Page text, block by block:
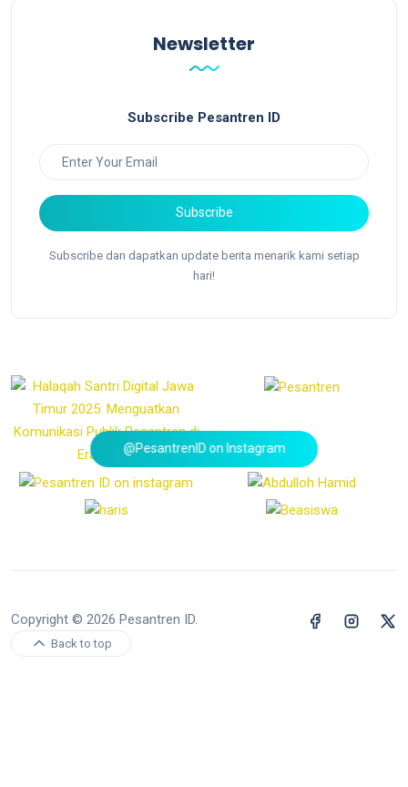
Newsletter
Subscribe Pesantren ID
Subscribe
Subscribe dan dapatkan update berita menarik kami setiap
hari!
@PesantrenID on Instagram
Copyright © 2026 Pesantren ID.
Back to top